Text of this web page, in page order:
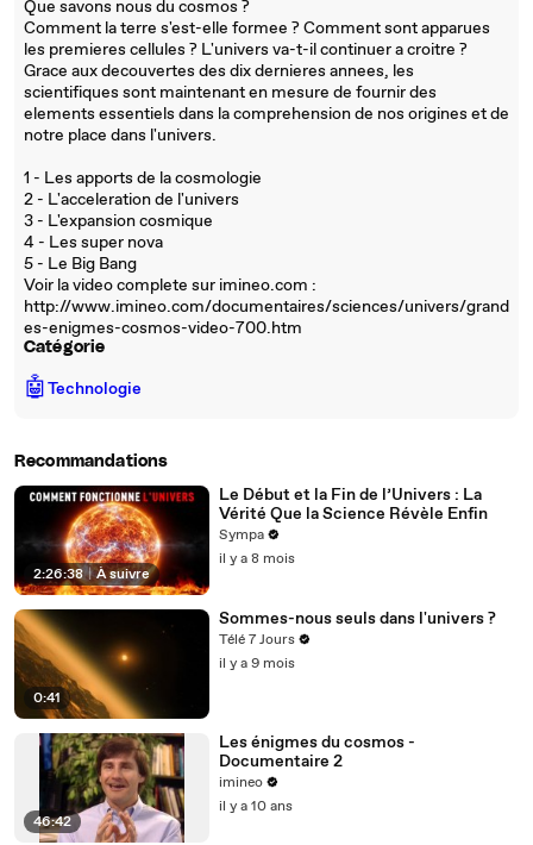
Que savons nous du cosmos ?
Comment la terre s'est-elle formee ? Comment sont apparues
les premieres cellules ? L'univers va-t-il continuer a croitre ?
Grace aux decouvertes des dix dernieres annees, les
scientifiques sont maintenant en mesure de fournir des
elements essentiels dans la comprehension de nos origines et de
notre place dans l'univers.
1 - Les apports de la cosmologie
2 - L'acceleration de l'univers
3 - L'expansion cosmique
4 - Les super nova
5 - Le Big Bang
Voir la video complete sur imineo.com :
http://www.imineo.com/documentaires/sciences/univers/grand
es-enigmes-cosmos-video-700.htm
Catégorie
🤖Technologie
Recommandations
2:26:38 | À suivre
Le Début et la Fin de l’Univers : La
Vérité Que la Science Révèle Enfin
Sympa
il y a 8 mois
0:41
Sommes-nous seuls dans l'univers ?
Télé 7 Jours
il y a 9 mois
46:42
Les énigmes du cosmos -
Documentaire 2
imineo
il y a 10 ans